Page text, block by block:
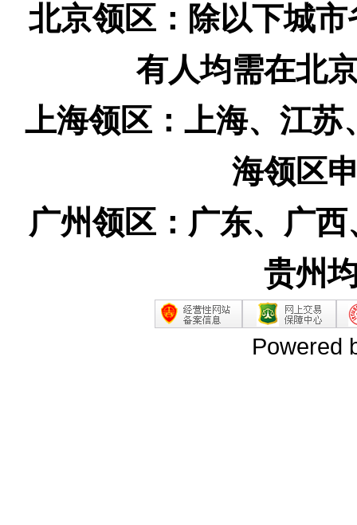
北京领区：除以下城
有人均需在北
上海领区：上海、江苏
海领区
广州领区：广东、广
贵州
Powered